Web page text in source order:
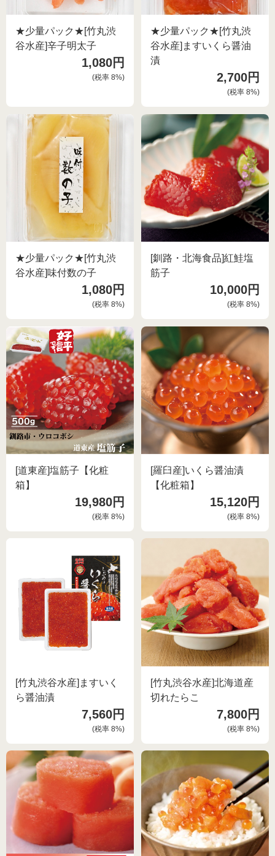
★少量パック★[竹丸渋
谷水産]辛子明太子
1,080円
(税率8%)
★少量パック★[竹丸渋
谷水産]ますいくら醤油
漬
2,700円
(税率 8%)
★少量パック★[竹丸渋
谷水産]味付数の子
1,080円
(税率8%)
[釧路・北海食品]紅鮭塩
筋子
10,000円
(税率 8%)
[道東産]塩筋子【化粧
箱】
19,980円
(税率8%)
[羅臼産]いくら醤油漬
【化粧箱】
15,120円
(税率 8%)
[竹丸渋谷水産]ますいく
ら醤油漬
7,560円
(税率8%)
[竹丸渋谷水産]北海道産
切れたらこ
7,800円
(税率 8%)